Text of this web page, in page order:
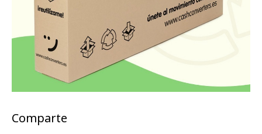
Comparte